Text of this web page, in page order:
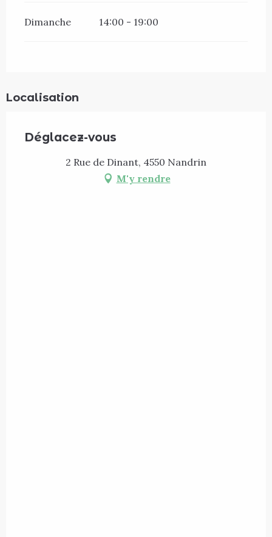
Dimanche 14:00 - 19:00
Localisation
Déglacez-vous
2 Rue de Dinant, 4550 Nandrin
M'y rendre